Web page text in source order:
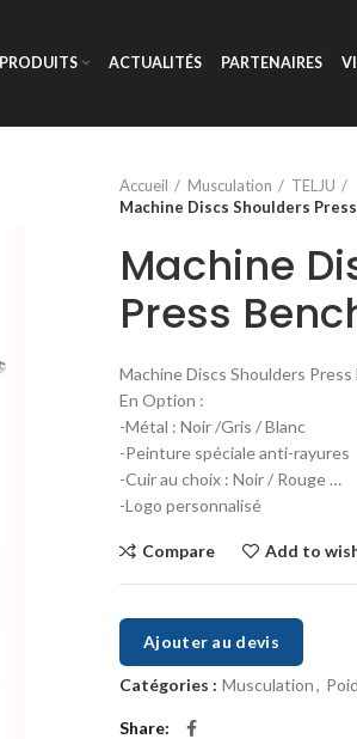
PRODUITS ACTUALITÉS PARTENAIRES
Accueil Musculation
TELJU
Machine Discs Shoulders
Machine
Press
Machine Discs Shoulders
En Option :
-Métal : Noir /Gris / Blanc
-Peinture spéciale anti-rayures
-Cuir au choix : Noir / Rouge …
-Logo personnalisé
Compare Add to
Ajouter au devis
Catégories : Musculation,
Share